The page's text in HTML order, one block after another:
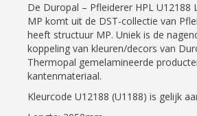
De Duropal – Pfleiderer HPL U12188
MP komt uit de DST-collectie van
heeft structuur MP. Uniek is de
koppeling van kleuren/decors van
Thermopal gemelamineerde
kantenmateriaal.
Kleurcode U12188 (U1188) is gelijk